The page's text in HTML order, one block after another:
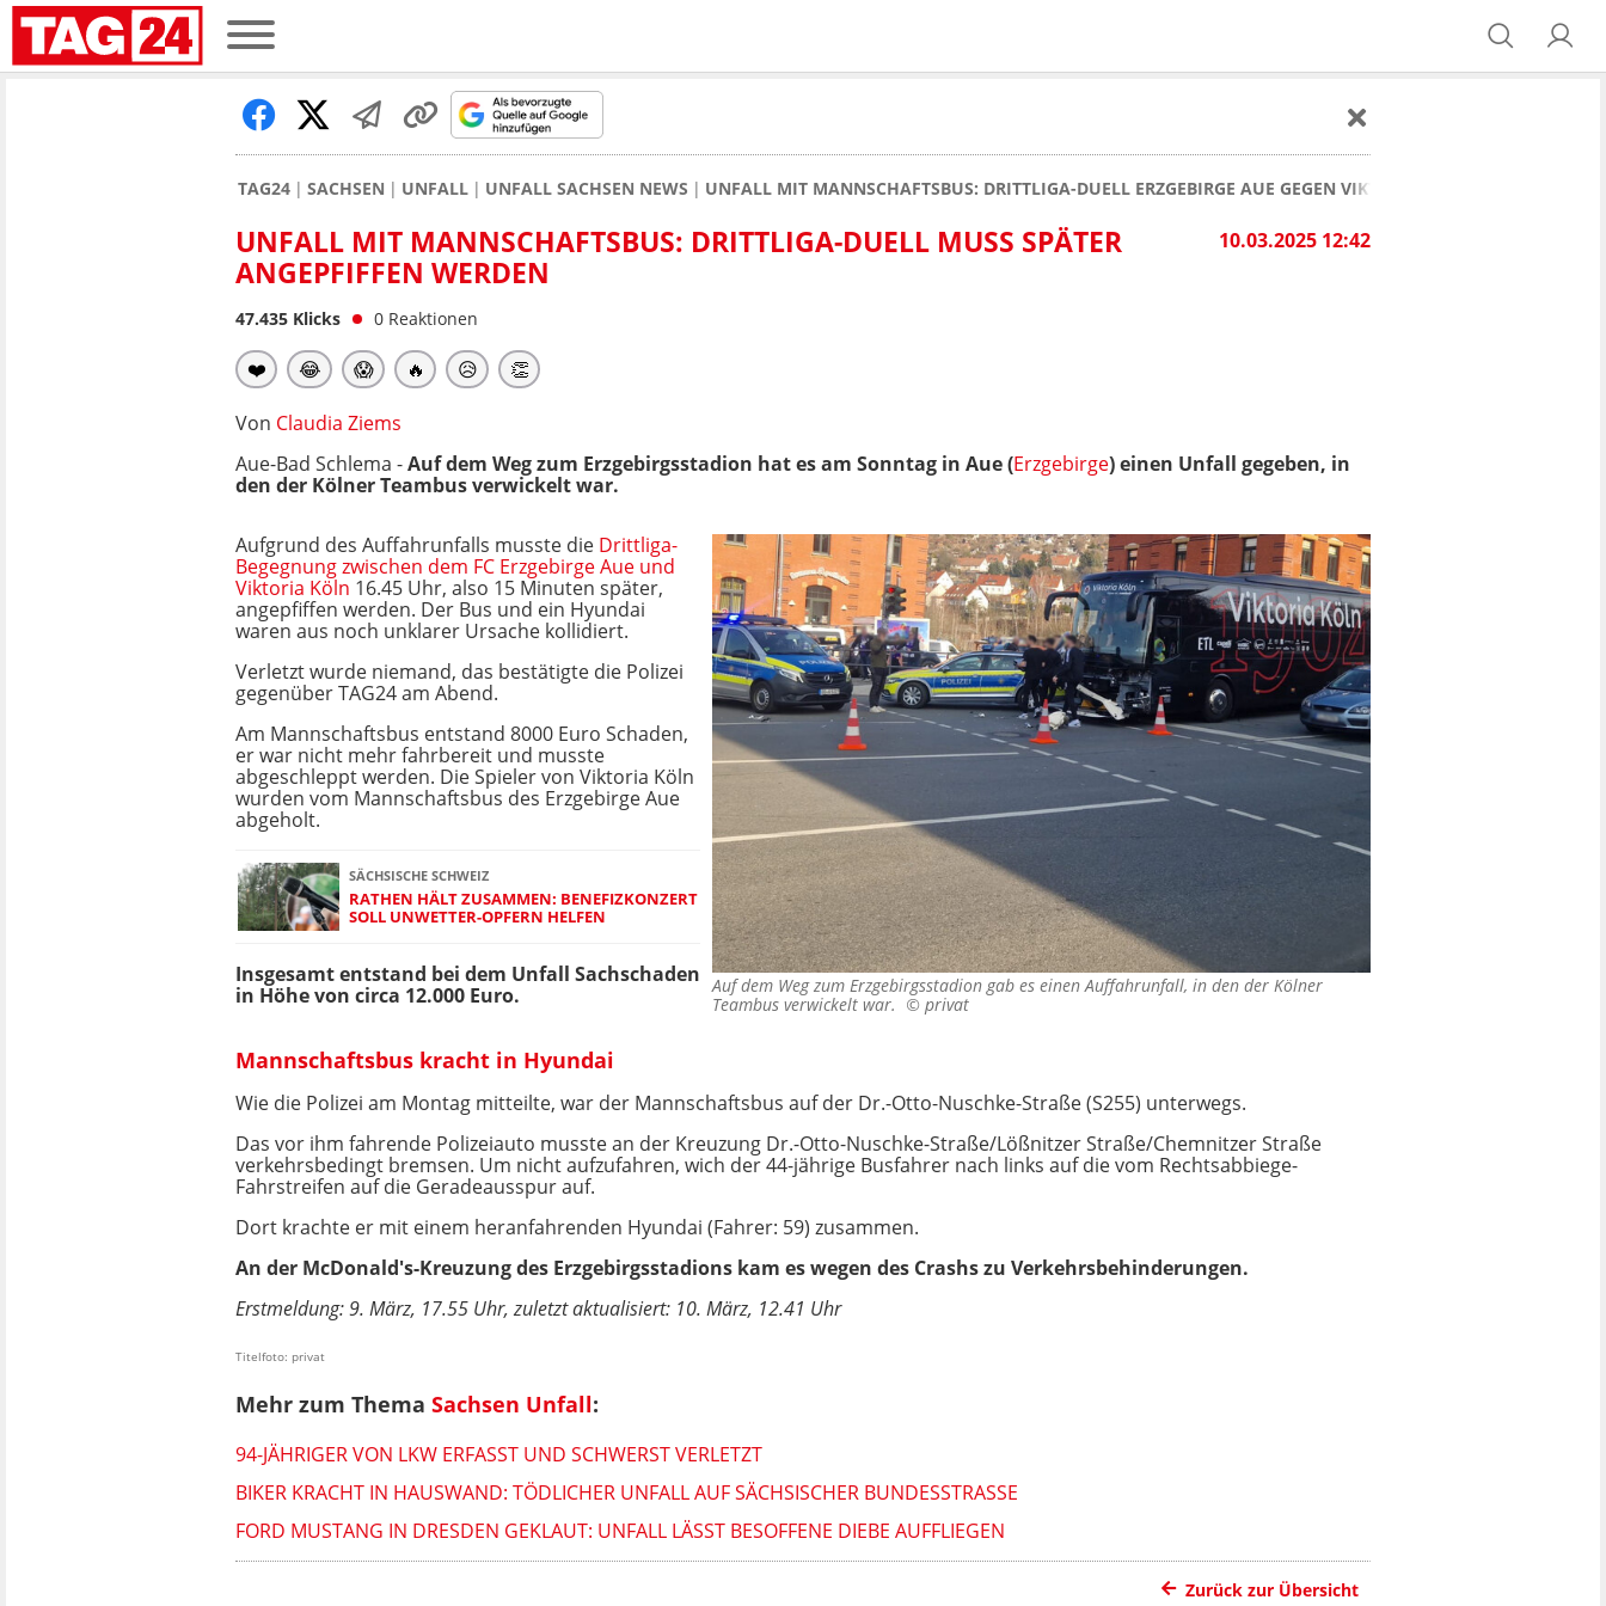
TAG24 SACHSEN UNFALL UNFALL SACHSEN NEWS UNFALL MIT MANNSCHAFTSBUS: DRITTLIGA-DUELL ERZGEBIRGE AUE GEGEN VIKTORIA KÖLN MUSS SPÄTER
10.03.2025 12:42
UNFALL MIT MANNSCHAFTSBUS: DRITTLIGA-DUELL MUSS SPÄTER
ANGEPFIFFEN WERDEN
47.435 Klicks 0 Reaktionen
❤️ 😂 😱 🔥 😥 👏
Von Claudia Ziems
Aue-Bad Schlema -Auf dem Weg zum Erzgebirgsstadion hat es am Sonntag in Aue (Erzgebirge) einen Unfall gegeben, in
den der Kölner Teambus verwickelt war.
Auf dem Weg zum Erzgebirgsstadion gab es einen Auffahrunfall, in den der Kölner
Teambus verwickelt war. © privat
Aufgrund des Auffahrunfalls musste die Drittliga-
Begegnung zwischen dem FC Erzgebirge Aue und
Viktoria Köln 16.45 Uhr, also 15 Minuten später,
angepfiffen werden. Der Bus und ein Hyundai
waren aus noch unklarer Ursache kollidiert.
Verletzt wurde niemand, das bestätigte die Polizei
gegenüber TAG24 am Abend.
Am Mannschaftsbus entstand 8000 Euro Schaden,
er war nicht mehr fahrbereit und musste
abgeschleppt werden. Die Spieler von Viktoria Köln
wurden vom Mannschaftsbus des Erzgebirge Aue
abgeholt.
SÄCHSISCHE SCHWEIZ
RATHEN HÄLT ZUSAMMEN: BENEFIZKONZERT
SOLL UNWETTER-OPFERN HELFEN
Insgesamt entstand bei dem Unfall Sachschaden
in Höhe von circa 12.000 Euro.
Mannschaftsbus kracht in Hyundai
Wie die Polizei am Montag mitteilte, war der Mannschaftsbus auf der Dr.-Otto-Nuschke-Straße (S255) unterwegs.
Das vor ihm fahrende Polizeiauto musste an der Kreuzung Dr.-Otto-Nuschke-Straße/Lößnitzer Straße/Chemnitzer Straße
verkehrsbedingt bremsen. Um nicht aufzufahren, wich der 44-jährige Busfahrer nach links auf die vom Rechtsabbiege-
Fahrstreifen auf die Geradeausspur auf.
Dort krachte er mit einem heranfahrenden Hyundai (Fahrer: 59) zusammen.
An der McDonald's-Kreuzung des Erzgebirgsstadions kam es wegen des Crashs zu Verkehrsbehinderungen.
Erstmeldung: 9. März, 17.55 Uhr, zuletzt aktualisiert: 10. März, 12.41 Uhr
Titelfoto: privat
Mehr zum Thema Sachsen Unfall:
94-JÄHRIGER VON LKW ERFASST UND SCHWERST VERLETZT
BIKER KRACHT IN HAUSWAND: TÖDLICHER UNFALL AUF SÄCHSISCHER BUNDESSTRASSE
FORD MUSTANG IN DRESDEN GEKLAUT: UNFALL LÄSST BESOFFENE DIEBE AUFFLIEGEN
Zurück zur Übersicht